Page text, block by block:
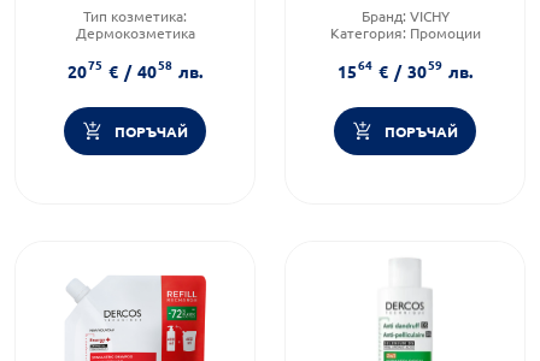
Тип козметика:
Дермокозметика
Форма на продукта: шампоан
2075 € / 4058 лв.
ПОРЪЧАЙ
Бранд: VICHY
Категория: Промоции
Дермокозметика
1564 € / 3059 лв.
ПОРЪЧАЙ